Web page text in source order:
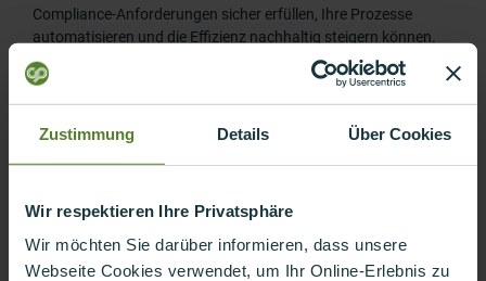
Zustimmung Details Über Cookies
Wir respektieren Ihre Privatsphäre
Wir möchten Sie darüber informieren, dass unsere
Webseite Cookies verwendet, um Ihr Online-Erlebnis zu
Compliance-Anforderungen sicher erfüllen, Ihre Prozesse
automatisieren und die Effizienz nachhaltig steigern können.
Mit unserem Expertenwissen begleiten wir Sie Schritt für
Schritt in die digitale Zukunft.
Kontakt aufnehmen